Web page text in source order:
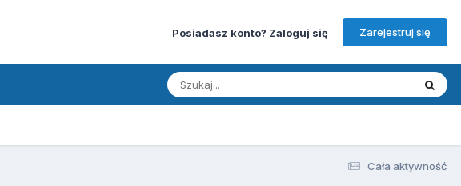
Posiadasz konto? Zaloguj się Zarejestruj się
Cała aktywność